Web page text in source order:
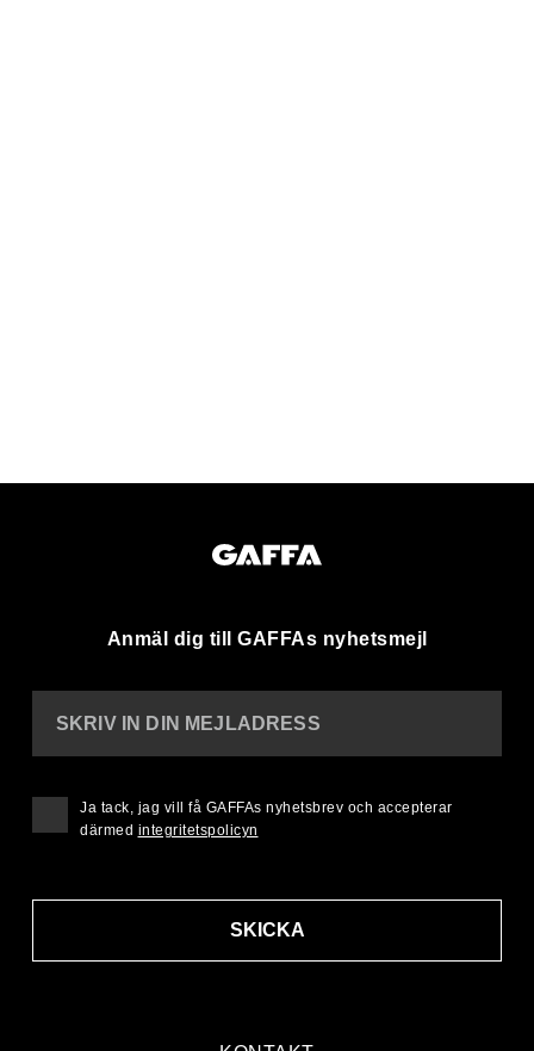
Anmäl dig till GAFFAs nyhetsmejl
SKRIV IN DIN MEJLADRESS
SKICKA
Ja tack, jag vill få GAFFAs nyhetsbrev och accepterar
därmed integritetspolicyn